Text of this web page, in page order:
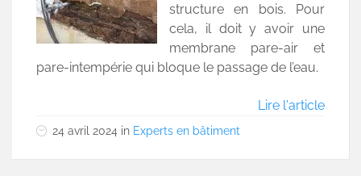
structure en bois. Pour
cela, il doit y avoir une
membrane pare-air et
pare-intempérie qui bloque le passage de l’eau.
Lire l'article
24 avril 2024 in Experts en bâtiment